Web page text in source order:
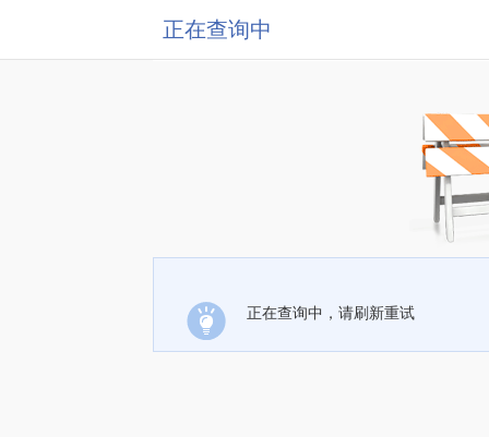
正在查询中
正在查询中，请刷新重试